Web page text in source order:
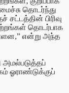
தொடர்ந்து
பிரிவு
தொடர்பாக
என்று அந்த
அமல்படுத்தப்
ஓராண்டுக்குப்